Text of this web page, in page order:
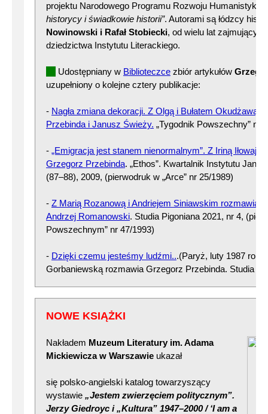
projektu Narodowego Programu Rozwoju Humanistyki
historycy i świadkowie historii”. Autorami są łódzcy
Nowinowski i Rafał Stobiecki, od wielu lat zajmujący
dziedzictwa Instytutu Literackiego.
Udostępniany w Biblioteczce zbiór artykułów
uzupełniony o kolejne cztery publikacje:
- Nagła zmiana dekoracji. Z Olgą i Bułatem Okudżawą
Przebinda i Janusz Świeży. „Tygodnik Powszechny” nr
- „Emigracja jest stanem nienormalnym”. Z Iriną
Grzegorz Przebinda. „Ethos”. Kwartalnik Instytutu Jana
(87–88), 2009, (pierwodruk w „Arce” nr 25/1989)
- Z Marią Rozanową i Andriejem Siniawskim
Andrzej Romanowski. Studia Pigoniana 2021, nr 4,
Powszechnym” nr 47/1993)
- Dzięki czemu jesteśmy ludźmi...(Paryż, luty 1987
Gorbaniewską rozmawia Grzegorz Przebinda. Studia
NOWE KSIĄŻKI
Nakładem Muzeum Literatury im. Adama
Mickiewicza w Warszawie ukazał
się polsko-angielski katalog towarzyszący
wystawie „Jestem zwierzęciem politycznym”.
JerzyGiedroyc i „Kultura” 1947–2000 / ‘I am a